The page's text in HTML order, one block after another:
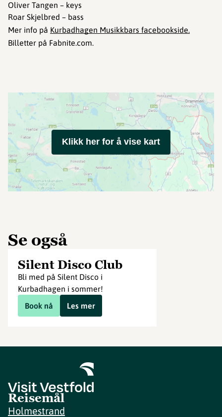
Oliver Tangen – keys
Roar Skjelbred – bass
Mer info på Kurbadhagen Musikkbars facebookside.
Billetter på Fabnite.com.
Klikk her for å vise kart
Se også
Silent Disco Club
Bli med på Silent Disco i
Kurbadhagen i sommer!
Book nå
Les mer
Reisemål
Holmestrand